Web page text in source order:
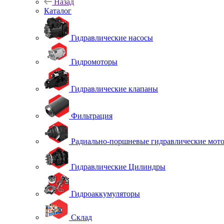
Назад
Каталог
Гидравлические насосы
Гидромоторы
Гидравлические клапаны
Фильтрация
Радиально-поршневые гидравлические
Гидравлические Цилиндры
Гидроаккумуляторы
Склад